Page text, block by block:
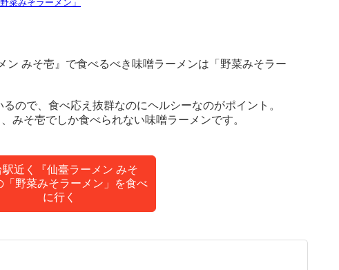
ン みそ壱』で食べるべき味噌ラーメンは「野菜みそラー
ので、食べ応え抜群なのにヘルシーなのがポイント。
みそ壱でしか食べられない味噌ラーメンです。
駅近く『仙臺ラーメン みそ
「野菜みそラーメン」を食べ
に行く